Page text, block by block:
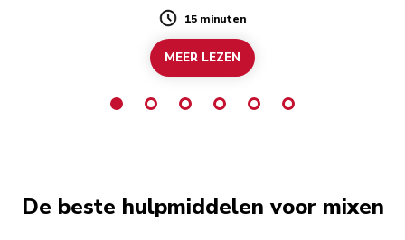
Duration
15 minuten
MEER LEZEN
De beste hulpmiddelen voor mixen